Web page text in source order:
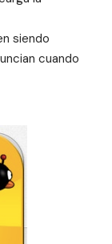
siendo
cuando